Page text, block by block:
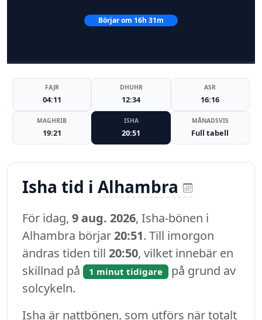
Börjar om 16h 31m
FAJR
04:11
DHUHR
12:34
ASR
16:16
MAGHRIB
19:21
ISHA
20:51
MÅNADSVIS
Full tabell
Isha tid i Alhambra
För idag, 9 aug. 2026, Isha-bönen i
Alhambra börjar20:51. Till imorgon
ändras tiden till 20:50, vilket innebär en
skillnad på
1 minut tidigare på grund av
solcykeln.
Isha är nattbönen, som utförs när totalt